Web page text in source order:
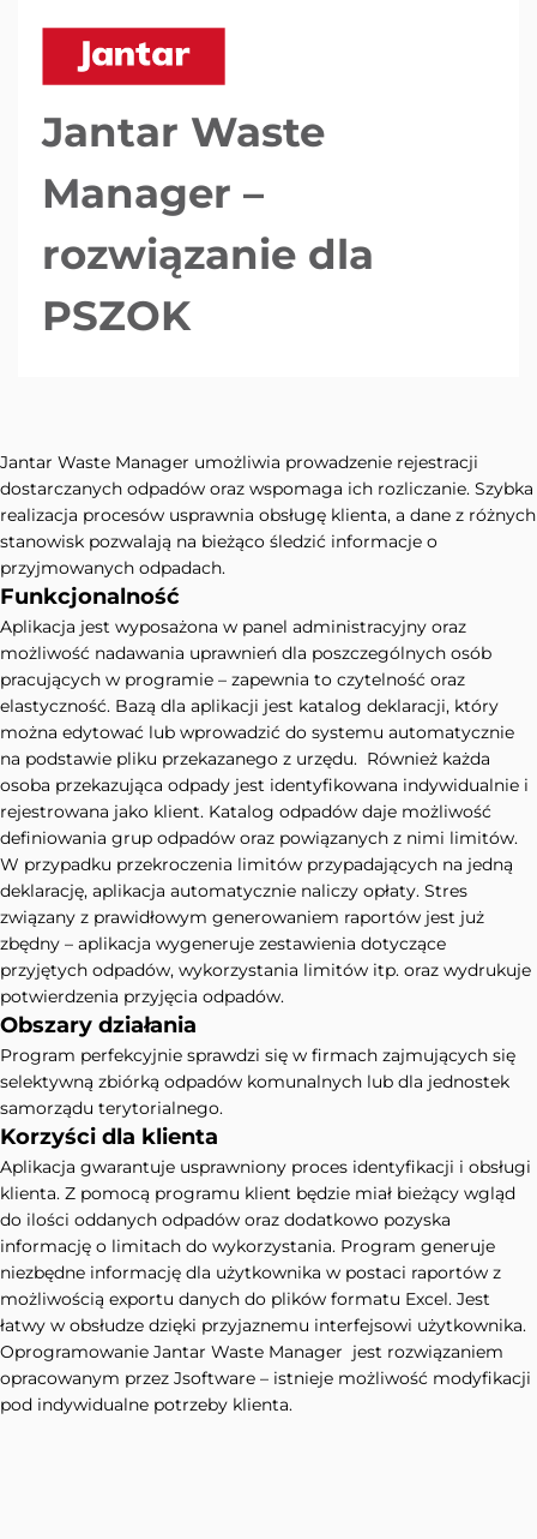
Jantar Waste
Manager –
rozwiązanie dla
PSZOK
Jantar Waste Manager umożliwia prowadzenie rejestracji
dostarczanych odpadów oraz wspomaga ich rozliczanie. Szybka
realizacja procesów usprawnia obsługę klienta, a dane z różnych
stanowisk pozwalają na bieżąco śledzić informacje o
przyjmowanych odpadach.
Funkcjonalność
Aplikacja jest wyposażona w panel administracyjny oraz
możliwość nadawania uprawnień dla poszczególnych osób
pracujących w programie – zapewnia to czytelność oraz
elastyczność. Bazą dla aplikacji jest katalog deklaracji, który
można edytować lub wprowadzić do systemu automatycznie
na podstawie pliku przekazanego z urzędu. Również każda
osoba przekazująca odpady jest identyfikowana indywidualnie i
rejestrowana jako klient. Katalog odpadów daje możliwość
definiowania grup odpadów oraz powiązanych z nimi limitów.
W przypadku przekroczenia limitów przypadających na jedną
deklarację, aplikacja automatycznie naliczy opłaty. Stres
związany z prawidłowym generowaniem raportów jest już
zbędny – aplikacja wygeneruje zestawienia dotyczące
przyjętych odpadów, wykorzystania limitów itp. oraz wydrukuje
potwierdzenia przyjęcia odpadów.
Obszary działania
Program perfekcyjnie sprawdzi się w firmach zajmujących się
selektywną zbiórką odpadów komunalnych lub dla jednostek
samorządu terytorialnego.
Korzyści dla klienta
Aplikacja gwarantuje usprawniony proces identyfikacji i obsługi
klienta. Z pomocą programu klient będzie miał bieżący wgląd
do ilości oddanych odpadów oraz dodatkowo pozyska
informację o limitach do wykorzystania. Program generuje
niezbędne informację dla użytkownika w postaci raportów z
możliwością exportu danych do plików formatu Excel. Jest
łatwy w obsłudze dzięki przyjaznemu interfejsowi użytkownika.
Oprogramowanie Jantar Waste Manager jest rozwiązaniem
opracowanym przez Jsoftware – istnieje możliwość modyfikacji
pod indywidualne potrzeby klienta.